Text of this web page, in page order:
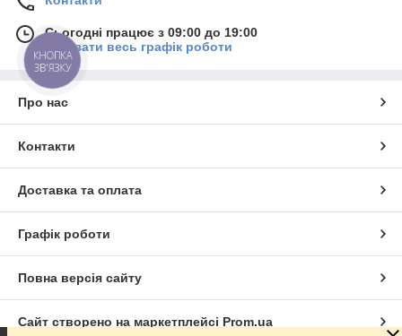
Сьогодні працює з 09:00 до 19:00
Показати весь графік роботи
Про нас
Контакти
Доставка та оплата
Графік роботи
Повна версія сайту
Сайт створено на маркетплейсі Prom.ua
КНОПКА
ЗВ'ЯЗКУ